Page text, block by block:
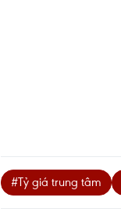
#Tỷ giá trung tâm